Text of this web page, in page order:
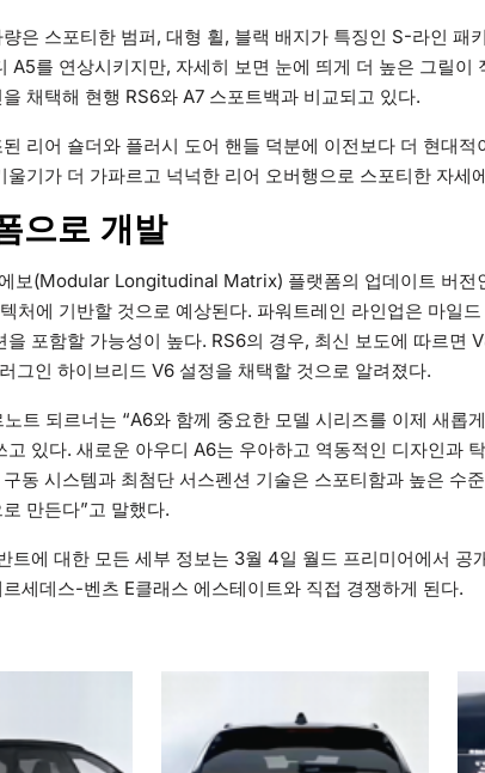
은 스포티한 범퍼, 대형 휠, 블랙 배지가 특징인 S-라인 패
A5를 연상시키지만, 자세히 보면 눈에 띄게 더 높은 그릴이
채택해 현행 RS6와 A7 스포트백과 비교되고 있다.
리어 숄더와 플러시 도어 핸들 덕분에 이전보다 더 현대
울기가 더 가파르고 넉넉한 리어 오버행으로 스포티한 자세
으로 개발
보(Modular Longitudinal Matrix) 플랫폼의 업데이트 버
처에 기반할 것으로 예상된다. 파워트레인 라인업은 마일
을 포함할 가능성이 높다. RS6의 경우, 최신 보도에 따르면
그인 하이브리드 V6 설정을 채택할 것으로 알려졌다.
트 되르너는 “A6와 함께 중요한 모델 시리즈를 이제 새롭
고 있다. 새로운 아우디 A6는 우아하고 역동적인 디자인과
동 시스템과 최첨단 서스펜션 기술은 스포티함과 높은 수
만든다”고 말했다.
트에 대한 모든 세부 정보는 3월 4일 월드 프리미어에서 공
세데스-벤츠 E클래스 에스테이트와 직접 경쟁하게 된다.